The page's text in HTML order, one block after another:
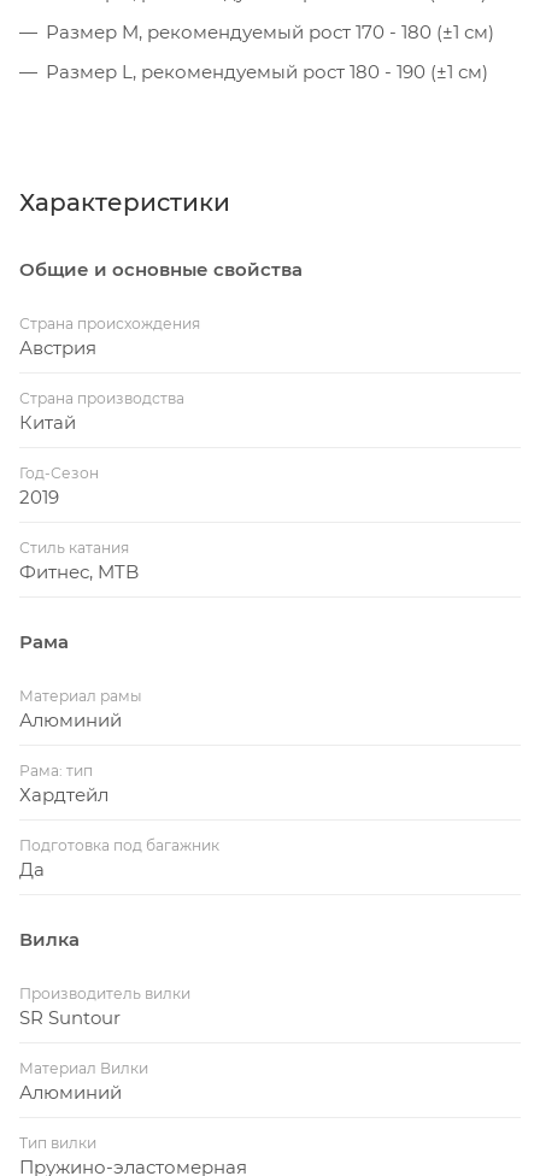
Размер M, рекомендуемый рост 170 - 180 (±1 см)
Размер L, рекомендуемый рост 180 - 190 (±1 см)
Характеристики
Общие и основные свойства
Страна происхождения
Австрия
Страна производства
Китай
Год-Сезон
2019
Стиль катания
Фитнес, MTB
Рама
Материал рамы
Алюминий
Рама: тип
Хардтейл
Подготовка под багажник
Да
Вилка
Производитель вилки
SR Suntour
Материал Вилки
Алюминий
Тип вилки
Пружино-эластомерная